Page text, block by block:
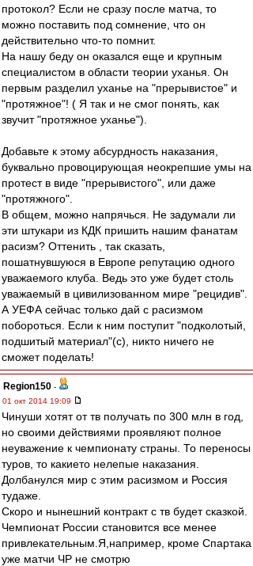
протокол? Если не сразу после матча, то
можно поставить под сомнение, что он
действительно что-то помнит.
На нашу беду он оказался еще и крупным
специалистом в области теории уханья. Он
первым разделил уханье на "прерывистое" и
"протяжное"! ( Я так и не смог понять, как
звучит "протяжное уханье").
Добавьте к этому абсурдность наказания,
буквально провоцирующая неокрепшие умы на
протест в виде "прерывистого", или даже
"протяжного".
В общем, можно напрячься. Не задумали ли
эти штукари из КДК пришить нашим фанатам
расизм? Оттенить , так сказать,
пошатнувшуюся в Европе репутацию одного
уважаемого клуба. Ведь это уже будет столь
уважаемый в цивилизованном мире "рецидив".
А УЕФА сейчас только дай с расизмом
побороться. Если к ним поступит "подколотый,
подшитый материал"(с), никто ничего не
сможет поделать!
Region150 -
01 окт 2014 19:09
Чинуши хотят от тв получать по 300 млн в год,
но своими действиями проявляют полное
неуважение к чемпионату страны. То переносы
туров, то какието нелепые наказания.
Долбанулся мир с этим расизмом и Россия
тудаже.
Скоро и нынешний контракт с тв будет сказкой.
Чемпионат России становится все менее
привлекательным.Я,например, кроме Спартака
уже матчи ЧР не смотрю